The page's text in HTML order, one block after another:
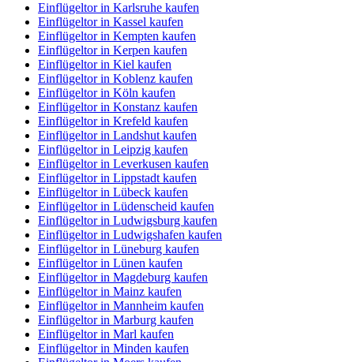
Einflügeltor in Karlsruhe kaufen
Einflügeltor in Kassel kaufen
Einflügeltor in Kempten kaufen
Einflügeltor in Kerpen kaufen
Einflügeltor in Kiel kaufen
Einflügeltor in Koblenz kaufen
Einflügeltor in Köln kaufen
Einflügeltor in Konstanz kaufen
Einflügeltor in Krefeld kaufen
Einflügeltor in Landshut kaufen
Einflügeltor in Leipzig kaufen
Einflügeltor in Leverkusen kaufen
Einflügeltor in Lippstadt kaufen
Einflügeltor in Lübeck kaufen
Einflügeltor in Lüdenscheid kaufen
Einflügeltor in Ludwigsburg kaufen
Einflügeltor in Ludwigshafen kaufen
Einflügeltor in Lüneburg kaufen
Einflügeltor in Lünen kaufen
Einflügeltor in Magdeburg kaufen
Einflügeltor in Mainz kaufen
Einflügeltor in Mannheim kaufen
Einflügeltor in Marburg kaufen
Einflügeltor in Marl kaufen
Einflügeltor in Minden kaufen